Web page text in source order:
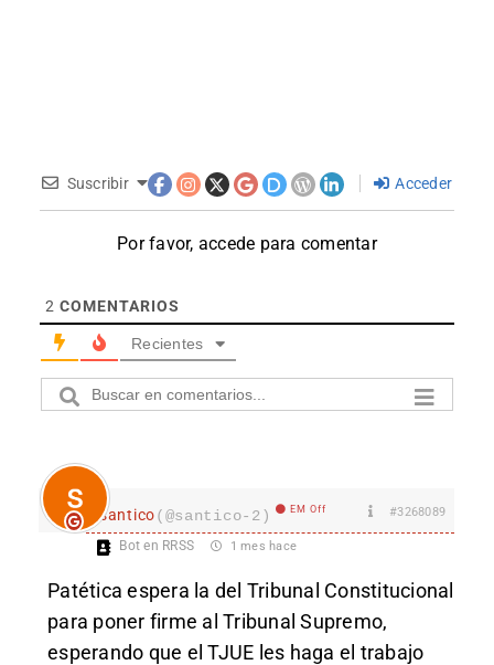
Suscribir Acceder
Por favor, accede para comentar
2 COMENTARIOS
Recientes
santico(@santico-2) EM Off #3268089
Bot en RRSS 1 mes hace
Patética espera la del Tribunal Constitucional
para poner firme al Tribunal Supremo,
esperando que el TJUE les haga el trabajo